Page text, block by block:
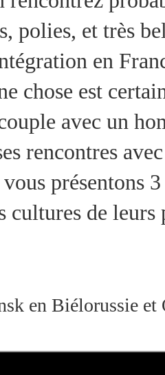
polies, et très
en
chose est
avec un
rencontres
présentons
de leurs
en Biélorussie